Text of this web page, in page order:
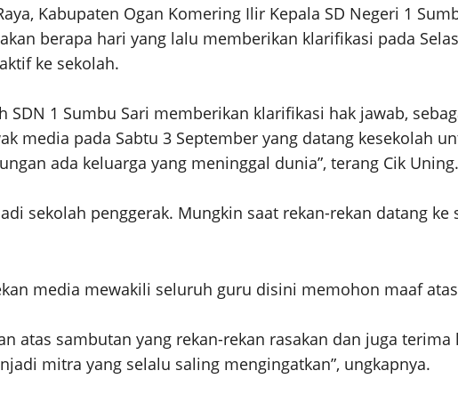
Kabupaten Ogan Komering Ilir Kepala SD Negeri 1
berapa hari yang lalu memberikan klarifikasi pada
ke sekolah.
SDN 1 Sumbu Sari memberikan klarifikasi hak jawab,
media pada Sabtu 3 September yang datang kesekolah
ada keluarga yang meninggal dunia”, terang Cik Uning.
sekolah penggerak. Mungkin saat rekan-rekan datang
media mewakili seluruh guru disini memohon maaf
atas sambutan yang rekan-rekan rasakan dan juga
mitra yang selalu saling mengingatkan”, ungkapnya.